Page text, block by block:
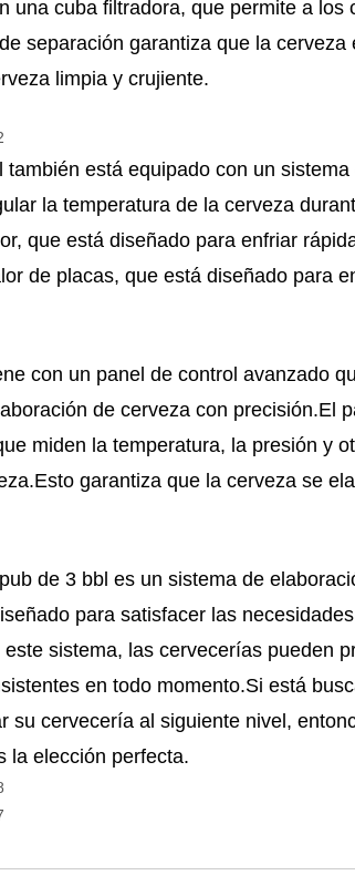
una cuba filtradora, que permite a los
separación garantiza que la cerveza
limpia y crujiente.
está equipado con un sistema
la temperatura de la cerveza
que está diseñado para enfriar
de placas, que está diseñado para
con un panel de control avanzado
de cerveza con precisión.El
miden la temperatura, la presión y
garantiza que la cerveza se
de 3 bbl es un sistema de
para satisfacer las
sistema, las cervecerías pueden
en todo momento.Si está
cervecería al siguiente nivel,
la elección perfecta.